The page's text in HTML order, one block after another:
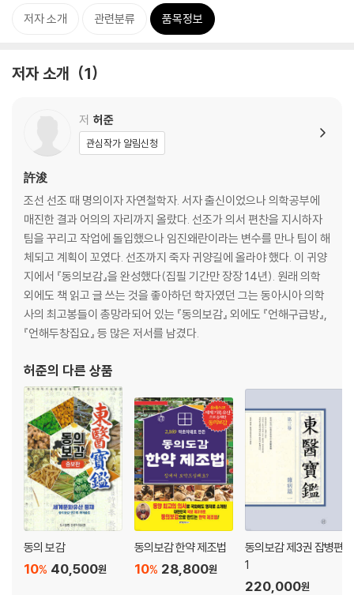
저자 소개 관련분류 품목정보
저자 소개 1
저 허준
관심작가 알림신청
許浚
조선 선조 때 명의이자 자연철학자. 서자 출신이었으나 의학공부에
매진한 결과 어의의 자리까지 올랐다. 선조가 의서 편찬을 지시하자
팀을 꾸리고 작업에 돌입했으나 임진왜란이라는 변수를 만나 팀이 해
체되고 계획이 꼬였다. 선조까지 죽자 귀양길에 올라야 했다. 이 귀양
지에서 『동의보감』을 완성했다(집필 기간만 장장 14년). 원래 의학
외에도 책 읽고 글 쓰는 것을 좋아하던 학자였던 그는 동아시아 의학
사의 최고봉들이 총망라되어 있는 『동의보감』 외에도 『언해구급방』,
『언해두창집요』 등 많은 저서를 남겼다.
허준의 다른 상품
동의 보감
40,500원
10%
동의보감 한약 제조법
28,800원
10%
동의보감 제3권 잡병편
1
220,000원